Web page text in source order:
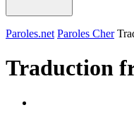
Paroles.net Paroles Cher
Traduction